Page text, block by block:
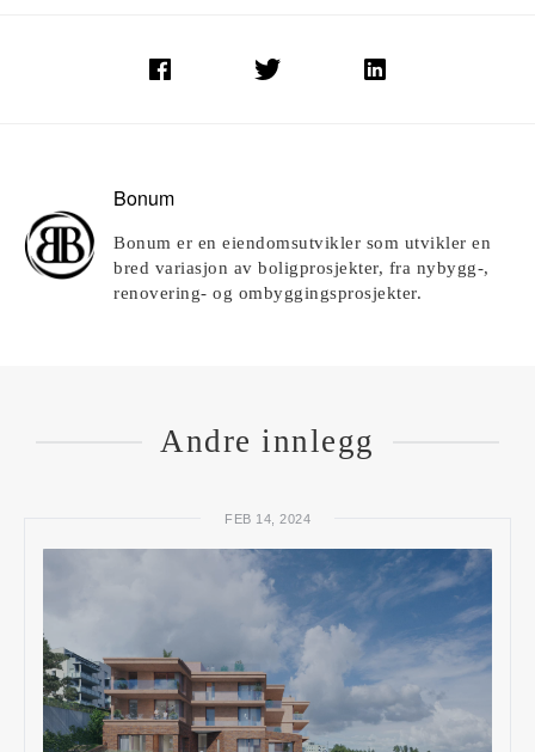
Bonum
Bonum er en eiendomsutvikler som utvikler en
bred variasjon av boligprosjekter, fra nybygg-,
renovering- og ombyggingsprosjekter.
Andre innlegg
FEB 14, 2024